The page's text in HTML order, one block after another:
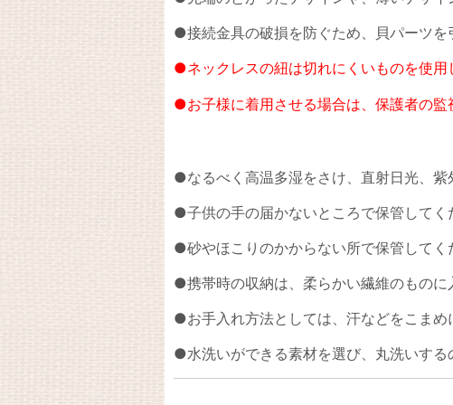
●接続金具の破損を防ぐため、貝パーツを
●ネックレスの紐は切れにくいものを使
●お子様に着用させる場合は、保護者の監
●なるべく高温多湿をさけ、直射日光、紫
●子供の手の届かないところで保管してく
●砂やほこりのかからない所で保管してく
●携帯時の収納は、柔らかい繊維のものに
●お手入れ方法としては、汗などをこまめ
●水洗いができる素材を選び、丸洗いする